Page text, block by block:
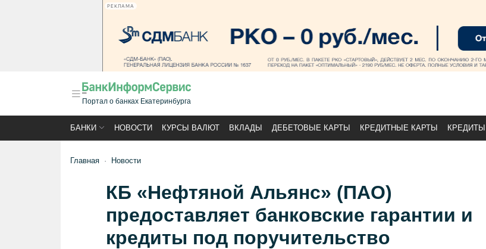
РЕКЛАМА
Портал о банках Екатеринбурга
БАНКИ НОВОСТИ КУРСЫ ВАЛЮТ ВКЛАДЫ ДЕБЕТОВЫЕ КАРТЫ КРЕДИТНЫЕ КАРТЫ КРЕДИТЫ
Главная Новости
КБ «Нефтяной Альянс» (ПАО)
предоставляет банковские гарантии и
кредиты под поручительство